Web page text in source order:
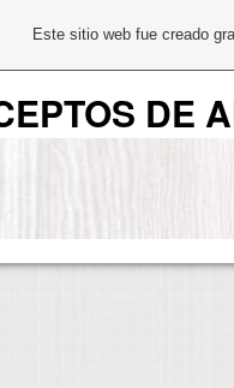
DE
Este sitio web fue creado